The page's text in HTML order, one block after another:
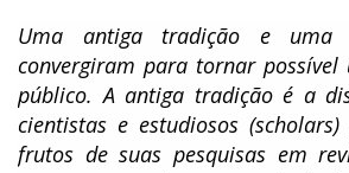
Uma antiga tradição e uma
convergiram para tornar
público. A antiga tradição é a
cientistas e estudiosos (scholars)
frutos de suas pesquisas em